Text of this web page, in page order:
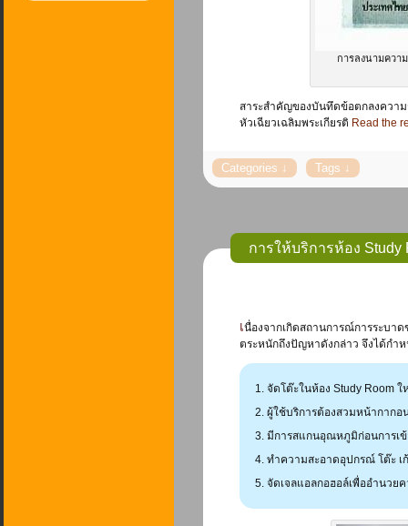
การลงนามควา
สาระสำคัญของบันทึดข้อตกลงความ
หัวเฉียวเฉลิมพระเกียรติ Read the
การให้บริการห้อง Study
เนื่องจากเกิดสถานการณ์การระบาดของโรคโควิด-19 ทำให้ต้องปรับตัว เข้ากับสถานการณ์ในยุค New Normal ศูนย์บรรณสารสนเทศ ได้
ตระหนักถึงปัญหาดังกล่าว จึงได้กำ
จัดโต๊ะในห้อง Study Room
ผู้ใช้บริการต้องสวมหน้ากากอ
มีการสแกนอุณหภูมิก่อนการเ
ทำความสะอาดอุปกรณ์ โต๊ะ เ
จัดเจลแอลกอฮอล์เพื่ออำนวย